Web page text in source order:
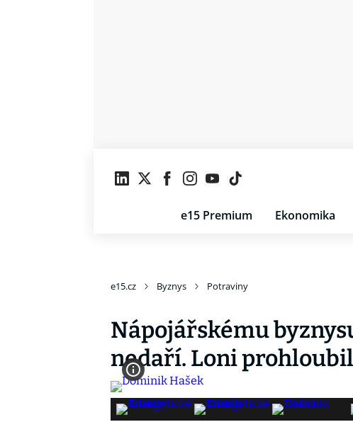
e15 Premium Ekonomika
e15.cz Byznys Potraviny
Nápojářskému
nedaří. Loni